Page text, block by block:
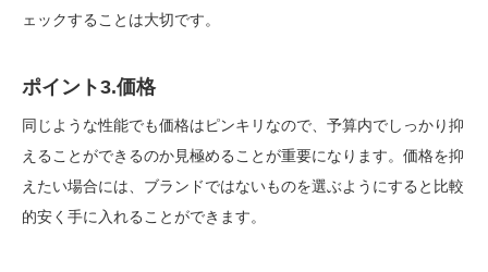
ェックすることは大切です。
ポイント3.価格
同じような性能でも価格はピンキリなので、予算内でしっかり抑
えることができるのか見極めることが重要になります。価格を抑
えたい場合には、ブランドではないものを選ぶようにすると比較
的安く手に入れることができます。